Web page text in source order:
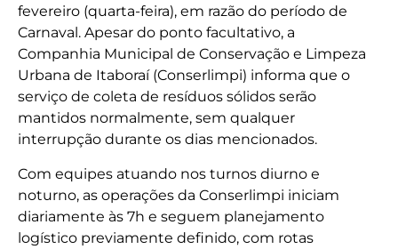
fevereiro (quarta-feira), em razão do período de
Carnaval. Apesar do ponto facultativo, a
Companhia Municipal de Conservação e Limpeza
Urbana de Itaboraí (Conserlimpi) informa que o
serviço de coleta de resíduos sólidos serão
mantidos normalmente, sem qualquer
interrupção durante os dias mencionados.
Com equipes atuando nos turnos diurno e
noturno, as operações da Conserlimpi iniciam
diariamente às 7h e seguem planejamento
logístico previamente definido, com rotas